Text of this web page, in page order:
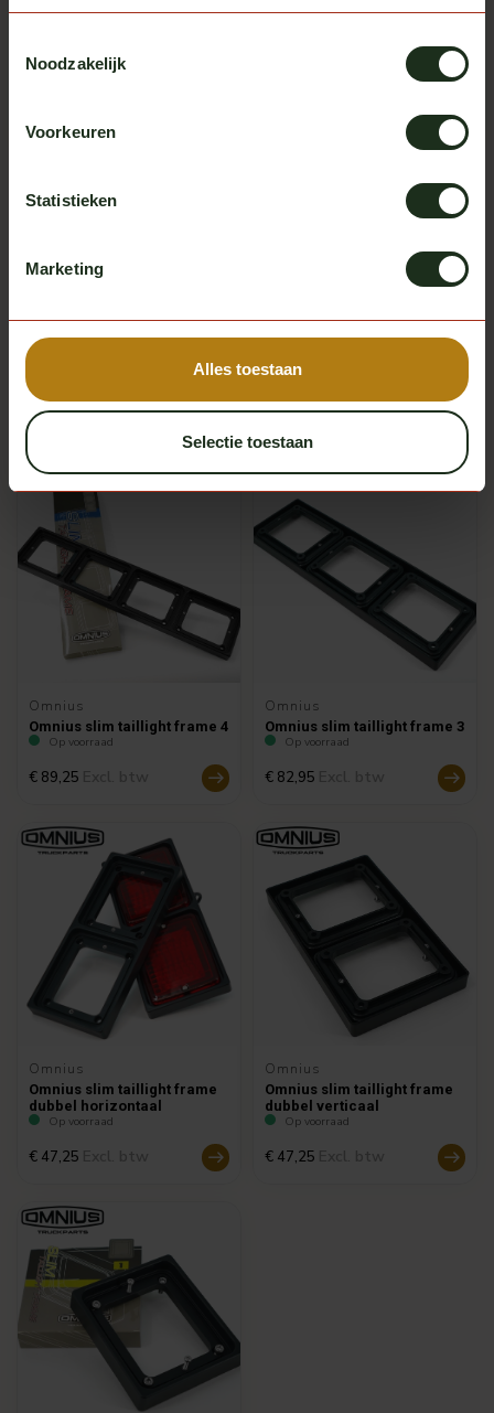
Noodzakelijk
Voorkeuren
Statistieken
Marketing
Alles toestaan
Selectie toestaan
Lens voor Talmu daglamp
€ 5,00
Omnius slim taillight frame 5
product er niet tussen?
Neem even contact met ons op en we regelen het
voor je. Service staat immers altijd op 1!
Neem contact met ons op
Omnius
Omnius slim taillight frame 4
Op voorraad
€ 89,25
Omnius
Omnius slim taillight frame 3
Op voorraad
€ 82,95
Omnius
Omnius slim taillight frame
dubbel horizontaal
Op voorraad
€ 47,25
Omnius
Omnius slim taillight frame
dubbel verticaal
Op voorraad
€ 47,25